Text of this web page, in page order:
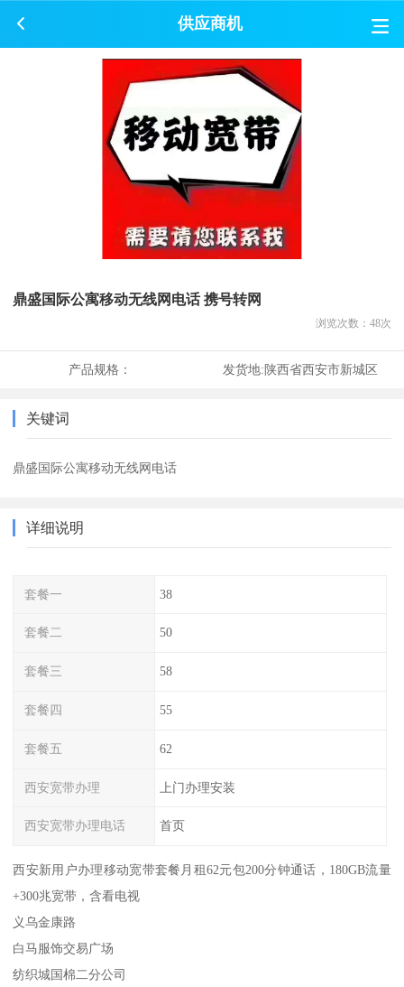
供应商机
鼎盛国际公寓移动无线网电话 携号转网
浏览次数： 48次
产品规格： 发货地:陕西省西安市新城区
关键词
鼎盛国际公寓移动无线网电话
详细说明
套餐一 38
套餐二 50
套餐三 58
套餐四 55
套餐五 62
西安宽带办理 上门办理安装
西安宽带办理电话 首页
西安新用户办理移动宽带套餐月租62元包200分钟通话，180GB流量
+300兆宽带，含看电视
义乌金康路
白马服饰交易广场
纺织城国棉二分公司